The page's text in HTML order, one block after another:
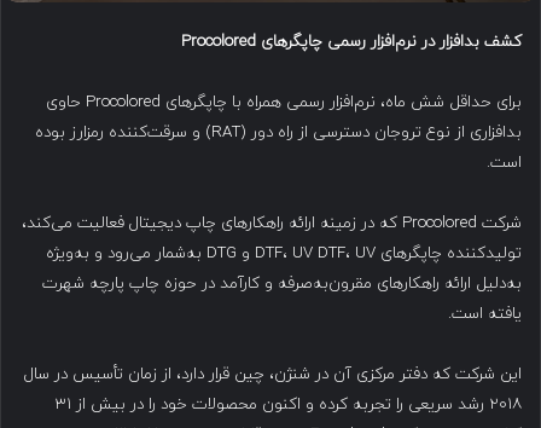
کشف بدافزار در نرم‌افزار رسمی چاپگرهای
برای حداقل شش ماه، نرم‌افزار رسمی همراه با چاپگرهای Procolored حاوی
بدافزاری از نوع تروجان دسترسی از راه دور (RAT) و سرقت‌کننده رمزارز بوده
است.
شرکت Procolored که در زمینه ارائه راهکارهای چاپ دیجیتال فعالیت می‌کند،
تولیدکننده چاپگرهای DTF، UV DTF، UV و DTG به‌شمار می‌رود و به‌ویژه
به‌دلیل ارائه راهکارهای مقرون‌به‌صرفه و کارآمد در حوزه چاپ پارچه شهرت
یافته است.
این شرکت که دفتر مرکزی آن در شنژن، چین قرار دارد، از زمان تأسیس در سال
۲۰۱۸ رشد سریعی را تجربه کرده و اکنون محصولات خود را در بیش از ۳۱